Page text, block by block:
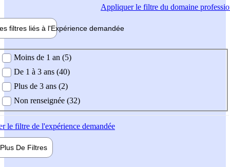
Appliquerle filtre du domaine
filtres liés à l'Expérience demandée
demandée
Moins de 1 an (5)
De 1 à 3 ans (40)
Plus de 3 ans (2)
Non renseignée (32)
le filtre de l'expérience demandée
Plus De Filtres